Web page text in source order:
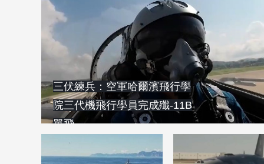
三伏練兵：空軍哈爾濱飛行學
院三代機飛行學員完成殲-11B
單飛